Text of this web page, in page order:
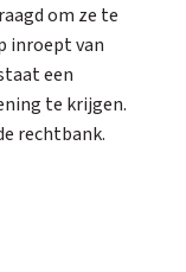
om ze te
inroept van
een
te krijgen.
rechtbank.